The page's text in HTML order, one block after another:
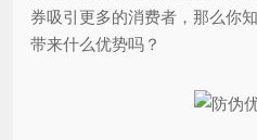
券吸引更多的消费者，那么你
带来什么优势吗？